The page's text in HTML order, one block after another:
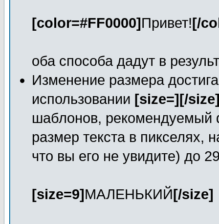
[color=#FF0000]Привет![/
оба способа дадут в
Изменение размера
использовании [size=][/
шаблонов,
размер текста в пикселях,
что вы его не увидите) до
[size=9]МАЛЕНЬКИЙ[/size]